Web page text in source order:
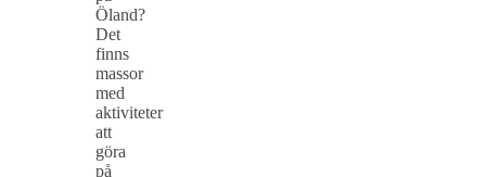
Öland?
Det
finns
massor
med
aktiviteter
att
göra
på